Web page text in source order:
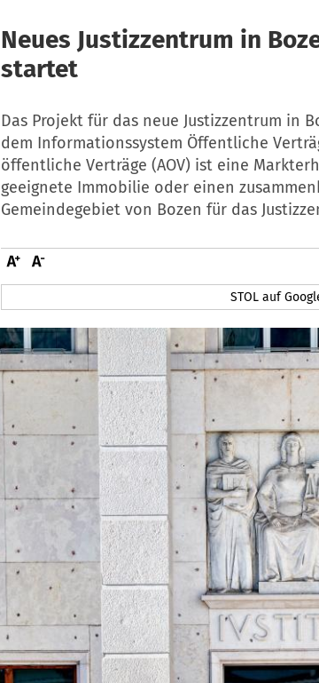
Neues Justizzentrum in
startet
Das Projekt für das neue Justizzentrum in
dem Informationssystem Öffentliche
öffentliche Verträge (AOV) ist eine
geeignete Immobilie oder einen
Gemeindegebiet von Bozen für das
STOL auf